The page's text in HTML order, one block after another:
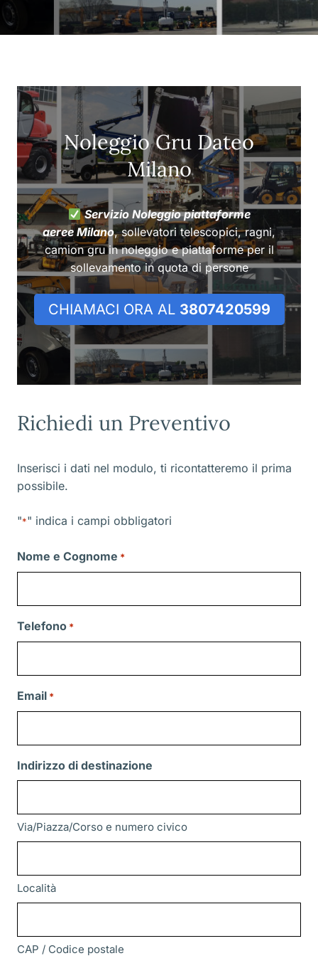
Noleggio Gru Dateo
Milano
Servizio Noleggio piattaforme
aeree Milano, sollevatori telescopici, ragni,
camion gru in noleggio e piattaforme per il
sollevamento in quota di persone
CHIAMACI ORA AL 3807420599
Richiedi un Preventivo
Inserisci i dati nel modulo, ti ricontatteremo il prima
possibile.
"*" indica i campi obbligatori
Nome e Cognome *
Telefono *
Email *
Indirizzo di destinazione
Via/Piazza/Corso e numero civico
Località
CAP / Codice postale